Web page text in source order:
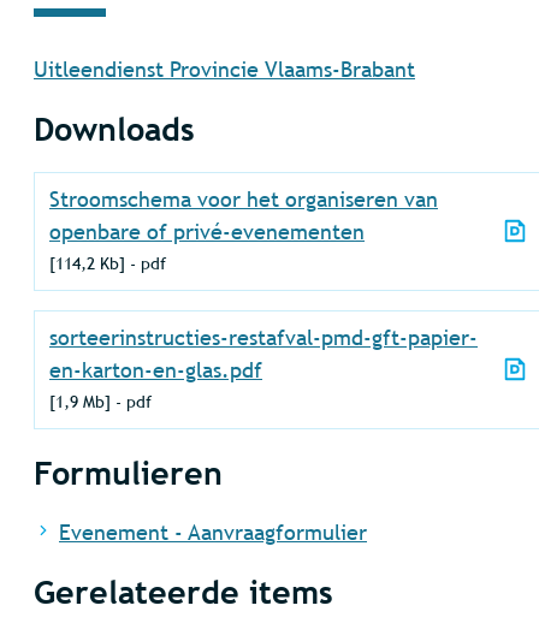
Uitleendienst Provincie Vlaams-Brabant
Downloads
Stroomschema voor het organiseren van
openbare of privé-evenementen
114,2 Kb pdf
sorteerinstructies-restafval-pmd-gft-papier-
en-karton-en-glas.pdf
1,9 Mb pdf
Formulieren
Evenement - Aanvraagformulier
Gerelateerde items